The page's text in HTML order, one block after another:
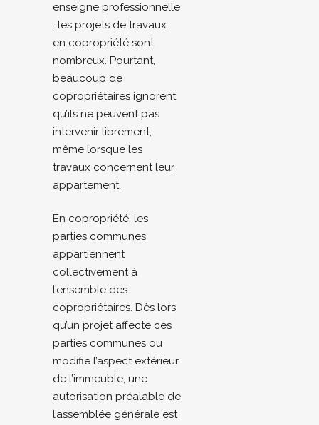
enseigne professionnelle
: les projets de travaux
en copropriété sont
nombreux. Pourtant,
beaucoup de
copropriétaires ignorent
qu’ils ne peuvent pas
intervenir librement,
même lorsque les
travaux concernent leur
appartement.
En copropriété, les
parties communes
appartiennent
collectivement à
l’ensemble des
copropriétaires. Dès lors
qu’un projet affecte ces
parties communes ou
modifie l’aspect extérieur
de l’immeuble, une
autorisation préalable de
l’assemblée générale est